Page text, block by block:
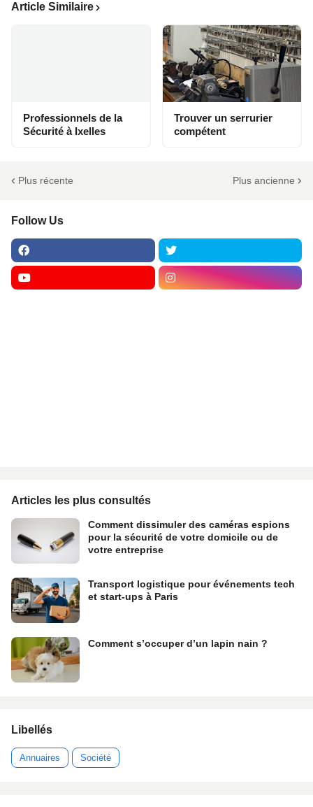
Article Similaire
Professionnels de la
Sécurité à Ixelles
Trouver un serrurier
compétent
Plus récente Plus ancienne
Follow Us
Articles les plus consultés
Comment dissimuler des caméras espions
pour la sécurité de votre domicile ou de
votre entreprise
Transport logistique pour événements tech
et start-ups à Paris
Comment s’occuper d’un lapin nain ?
Libellés
Annuaires Société